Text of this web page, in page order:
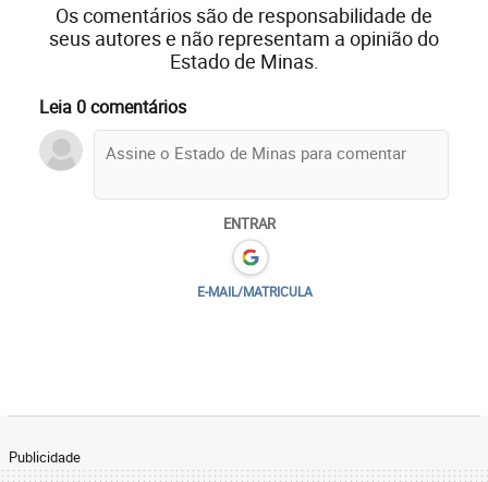
Os comentários são de responsabilidade de
seus autores e não representam a opinião do
Estado de Minas.
Leia 0 comentários
ENTRAR
E-MAIL/MATRICULA
Publicidade